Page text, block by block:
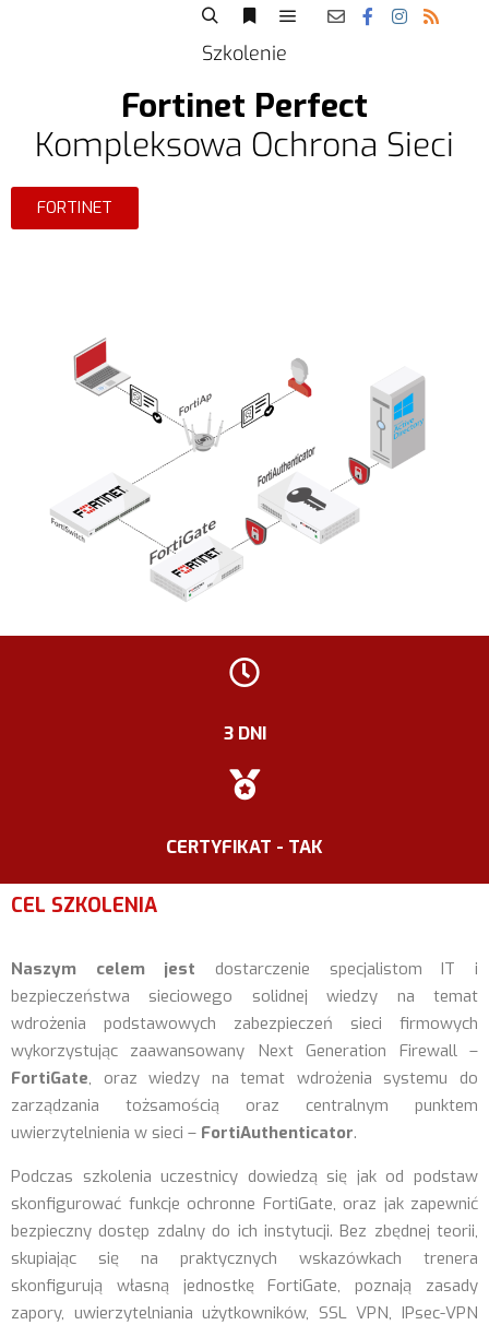
Szkolenie
Fortinet Perfect
Kompleksowa Ochrona Sieci
FORTINET
3 DNI
CERTYFIKAT - TAK
CEL SZKOLENIA
Naszym celem jest dostarczenie specjalistom IT i
bezpieczeństwa sieciowego solidnej wiedzy na temat
wdrożenia podstawowych zabezpieczeń sieci firmowych
wykorzystując zaawansowany Next Generation Firewall –
FortiGate, oraz wiedzy na temat wdrożenia systemu do
zarządzania tożsamością oraz centralnym punktem
uwierzytelnienia w sieci – FortiAuthenticator.
Podczas szkolenia uczestnicy dowiedzą się jak od podstaw
skonfigurować funkcje ochronne FortiGate, oraz jak zapewnić
bezpieczny dostęp zdalny do ich instytucji. Bez zbędnej teorii,
skupiając się na praktycznych wskazówkach trenera
skonfigurują własną jednostkę FortiGate, poznają zasady
zapory, uwierzytelniania użytkowników, SSL VPN, IPsec-VPN